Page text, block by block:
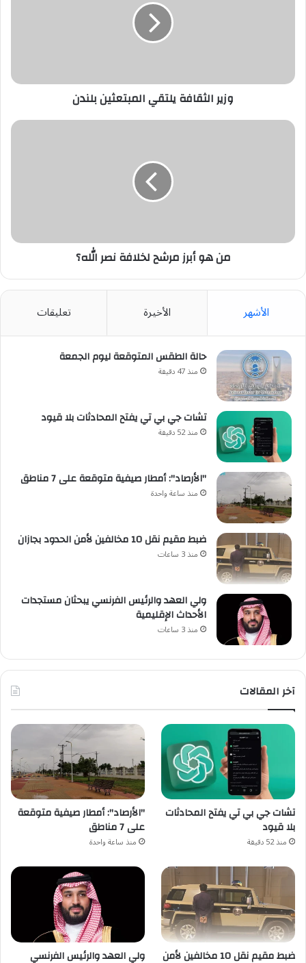
وزير الثقافة يلتقي المبتعثين بلندن
من
من هو أبرز مرشح لخلافة نصر الله؟
الأشهر الأخيرة تعليقات
حالة الطقس المتوقعة ليوم الجمعة
منذ 47 دقيقة
تشات جي بي تي يفتح المحادثات بلا قيود
منذ 52 دقيقة
"الأرصاد": أمطار صيفية متوقعة على 7 مناطق
منذ ساعة واحدة
ضبط مقيم نقل 10 مخالفين لأمن الحدود بجازان
منذ 3 ساعات
ولي العهد والرئيس الفرنسي يبحثان مستجدات
الأحداث الإقليمية
منذ 3 ساعات
آخر المقالات
تشات جي بي تي يفتح المحادثات
بلا قيود
منذ 52 دقيقة
"الأرصاد": أمطار صيفية متوقعة
على 7 مناطق
منذ ساعة واحدة
ضبط مقيم نقل 10 مخالفين لأمن
ولي العهد والرئيس الفرنسي